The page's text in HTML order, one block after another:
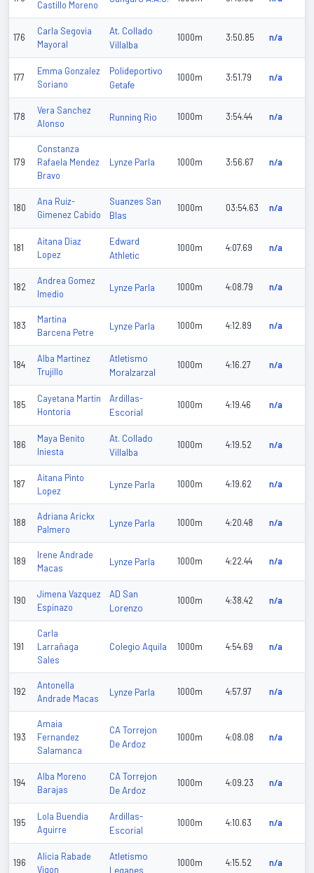
Castillo Moreno
176
Carla Segovia
Mayoral
At. Collado
Villalba
1000m 3:50.85 n/a
177
Emma Gonzalez
Soriano
Polideportivo
Getafe
1000m 3:51.79 n/a
178
Vera Sanchez
Alonso
Running Rio 1000m 3:54.44 n/a
179
Constanza
Rafaela Mendez
Bravo
Lynze Parla 1000m 3:56.67 n/a
180
Ana Ruiz-
Gimenez Cabido
Suanzes San
Blas
1000m 03:54.63 n/a
181
Aitana Diaz
Lopez
Edward
Athletic
1000m 4:07.69 n/a
182
Andrea Gomez
Imedio
Lynze Parla 1000m 4:08.79 n/a
183
Martina
Barcena Petre
Lynze Parla 1000m 4:12.89 n/a
184
Alba Martinez
Trujillo
Atletismo
Moralzarzal
1000m 4:16.27 n/a
185
Cayetana Martin
Hontoria
Ardillas-
Escorial
1000m 4:19.46 n/a
186
Maya Benito
Iniesta
At. Collado
Villalba
1000m 4:19.52 n/a
187
Aitana Pinto
Lopez
Lynze Parla 1000m 4:19.62 n/a
188
Adriana Arickx
Palmero
Lynze Parla 1000m 4:20.48 n/a
189
Irene Andrade
Macas
Lynze Parla 1000m 4:22.44 n/a
190
Jimena Vazquez
Espinazo
AD San
Lorenzo
1000m 4:38.42 n/a
191
Carla
Larrañaga
Sales
Colegio Aquila 1000m 4:54.69 n/a
192
Antonella
Andrade Macas
Lynze Parla 1000m 4:57.97 n/a
193
Amaia
Fernandez
Salamanca
CA Torrejon
De Ardoz
1000m 4:08.08 n/a
194
Alba Moreno
Barajas
CA Torrejon
De Ardoz
1000m 4:09.23 n/a
195
Lola Buendia
Aguirre
Ardillas-
Escorial
1000m 4:10.63 n/a
196
Alicia Rabade
Vigon
Atletismo
Leganes
1000m 4:15.52 n/a